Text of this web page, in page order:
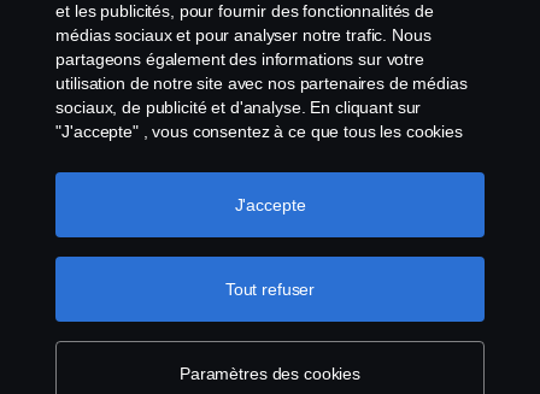
Cookies politique
Paramètres des cookies
© Copyright Scania 2025 All rights reserved. Scania
CV AB (publ), SE-151 87 Södertälje, Sweden, Tel:
+46-8-55 38 10 00, Fax: +46-8-55 38 10 37.
et les publicités, pour fournir des fonctionnalités de
médias sociaux et pour analyser notre trafic. Nous
partageons également des informations sur votre
utilisation de notre site avec nos partenaires de médias
sociaux, de publicité et d'analyse. En cliquant sur
"J'accepte" , vous consentez à ce que tous les cookies
Vous pouvez également gérer vos cookies en cliquant
sur "Paramètres des cookies" et en sélectionnant les
les cookies, que vous trouverez en cliquant sur le lien
situé sous ce texte. Pour en savoir plus sur la
protection de votre vie privée
Paramètres des cookies
Tout refuser
J'accepte